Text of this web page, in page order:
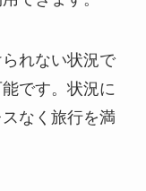
れない状況で
です。状況に
なく旅行を満